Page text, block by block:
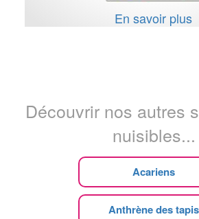
En savoir plus
Découvrir nos autres
nuisibles...
Acariens
Anthrène des tapis